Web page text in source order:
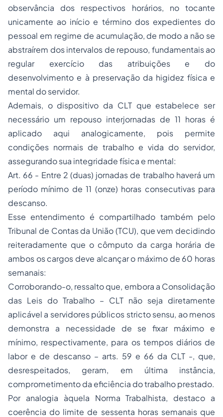
observância dos respectivos horários, no tocante
unicamente ao início e término dos expedientes do
pessoal em regime de acumulação, de modo a não se
abstraírem dos intervalos de repouso, fundamentais ao
regular exercício das atribuições e do
desenvolvimento e à preservação da higidez física e
mental do servidor.
Ademais, o dispositivo da CLT que estabelece ser
necessário um repouso interjornadas de 11 horas é
aplicado aqui analogicamente, pois permite
condições normais de trabalho e vida do servidor,
assegurando sua integridade física e mental:
Art. 66 - Entre 2 (duas) jornadas de trabalho haverá um
período mínimo de 11 (onze) horas consecutivas para
descanso.
Esse entendimento é compartilhado também pelo
Tribunal de Contas da União (TCU), que vem decidindo
reiteradamente que o cômputo da carga horária de
ambos os cargos deve alcançar o máximo de 60 horas
semanais:
Corroborando-o, ressalto que, embora a Consolidação
das Leis do Trabalho – CLT não seja diretamente
aplicável a servidores públicos stricto sensu, ao menos
demonstra a necessidade de se fixar máximo e
mínimo, respectivamente, para os tempos diários de
labor e de descanso – arts. 59 e 66 da CLT -, que,
desrespeitados, geram, em última instância,
comprometimento da eficiência do trabalho prestado.
Por analogia àquela Norma Trabalhista, destaco a
coerência do limite de sessenta horas semanais que